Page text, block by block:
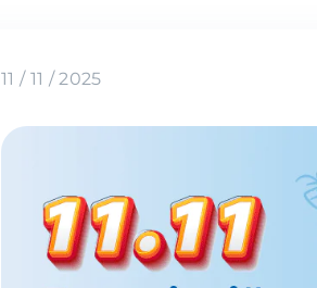
11 / 11 / 2025